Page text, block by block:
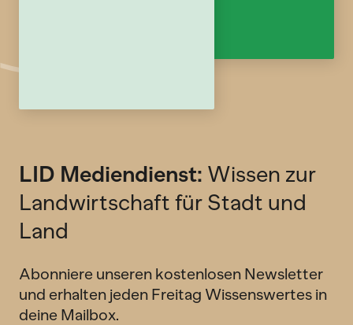
LID Mediendienst: Wissen zur
Landwirtschaft für Stadt und
Land
Abonniere unseren kostenlosen Newsletter
und erhalten jeden Freitag Wissenswertes in
deine Mailbox.